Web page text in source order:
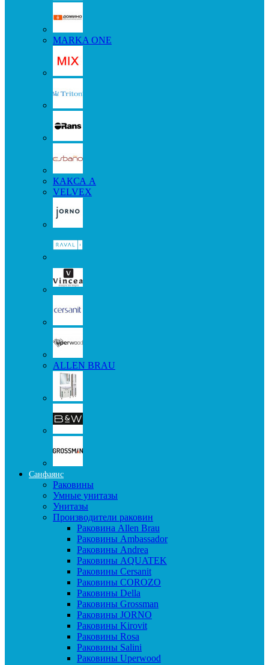
MARKA ONE
КАКСА А
VELVEX
ALLEN BRAU
Санфаянс
Раковины
Умные унитазы
Унитазы
Производители раковин
Раковина Allen Brau
Раковины Ambassador
Раковины Andrea
Раковины AQUATEK
Раковины Cersanit
Раковины COROZO
Раковины Della
Раковины Grossman
Раковины JORNO
Раковины Kirovit
Раковины Rosa
Раковины Salini
Раковины Uperwood